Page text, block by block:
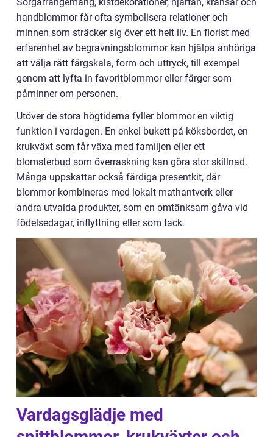
handblommor får ofta symbolisera relationer och
minnen som sträcker sig över ett helt liv. En florist med
erfarenhet av begravningsblommor kan hjälpa anhöriga
att välja rätt färgskala, form och uttryck, till exempel
genom att lyfta in favoritblommor eller färger som
påminner om personen.
Utöver de stora högtiderna fyller blommor en viktig
funktion i vardagen. En enkel bukett på köksbordet, en
krukväxt som får växa med familjen eller ett
blomsterbud som överraskning kan göra stor skillnad.
Många uppskattar också färdiga presentkit, där
blommor kombineras med lokalt mathantverk eller
andra utvalda produkter, som en omtänksam gåva vid
födelsedagar, inflyttning eller som tack.
Vardagsglädje med